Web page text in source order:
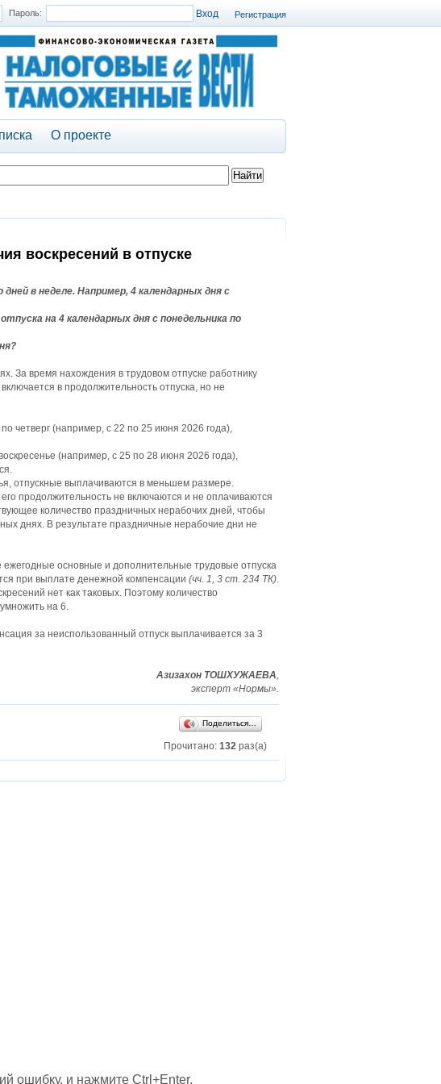
Регистрация
Пароль:
О проекте
воскресений в отпуске
в неделе. Например, 4 календарных дня с
на 4 календарных дня с понедельника по
За время нахождения в трудовом отпуске работнику
в продолжительность отпуска, но не
четверг (например, с 22 по 25 июня 2026 года),
(например, с 25 по 28 июня 2026 года),
отпускные выплачиваются в меньшем размере.
продолжительность не включаются и не оплачиваются
количество праздничных нерабочих дней, чтобы
днях. В результате праздничные нерабочие дни не
основные и дополнительные трудовые отпуска
при выплате денежной компенсации (чч. 1, 3 ст. 234 ТК).
нет как таковых. Поэтому количество
на 6.
за неиспользованный отпуск выплачивается за 3
Азизахон ТОШХУЖАЕВА,
эксперт «Нормы».
Поделиться…
Прочитано: 132 раз(а)
ошибку, и нажмите Ctrl+Enter.